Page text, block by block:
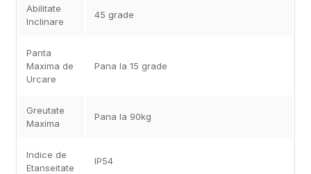
Abilitate
Inclinare
45 grade
Panta
Maxima de
Urcare
Pana la 15 grade
Greutate
Maxima
Pana la 90kg
Indice de
Etanseitate
IP54